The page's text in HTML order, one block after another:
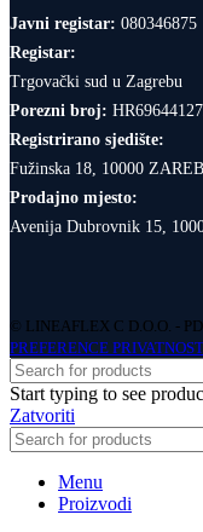
Javni registar: 080346875
Registar:
Trgovački sud u Zagrebu
Porezni broj:
Registrirano sjedište:
Fužinska 18, 10000
Prodajno mjesto:
Avenija Dubrovnik 15,
© LINEAFLEX C D.O.O. -
PREFERENCE
Start typing to see
Zatvoriti
Menu
Proizvodi